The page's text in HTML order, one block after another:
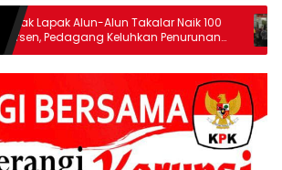
Takalar Naik 100
Keluhkan Penurunan
Antrean
Bersubsidi
Watubangga,